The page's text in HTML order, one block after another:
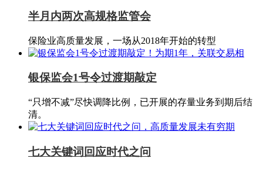
半月内两次高规格监管会
保险业高质量发展，一场从2018年开始的转型
银保监会1号令过渡期敲定
“只增不减”尽快调降比例，已开展的存量业务到期后结
清。
七大关键词回应时代之问